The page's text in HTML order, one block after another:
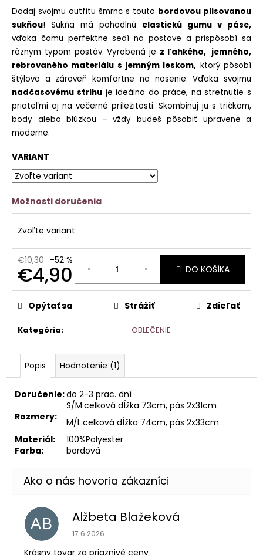
5
hviezdičiek.
Dodaj svojmu outfitu šmrnc s touto bordovou plisovanou
sukňou! Sukňa má pohodlnú elastickú gumu v páse,
vďaka čomu perfektne sedí na postave a prispôsobí sa
rôznym typom postáv. Vyrobená je z ľahkého, jemného,
rebrovaného materiálu s jemným leskom, ktorý pôsobí
štýlovo a zároveň komfortne na nosenie. Vďaka svojmu
nadčasovému strihuje ideálna do práce, na stretnutie s
priateľmi aj na večerné príležitosti. Skombinuj ju s tričkom,
body alebo blúzkou – vždy budeš pôsobiť upravene a
moderne.
VARIANT
Možnosti doručenia
Zvoľte variant
€10,30 –52 %
€4,90
Jednotková
cena:
DO KOŠÍKA
Kategória: OBLEČENIE
Opýtať sa Strážiť Zdieľať
Popis Hodnotenie (1)
Doručenie:do 2-3 prac. dní
Rozmery:
S/M:celková dĺžka 73cm, pás 2x31cm
M/L:celková dĺžka 74cm, pás 2x33cm
Materiál:
100%Polyester
Farba:
bordová
AB Alžbeta Blažeková
Hodnotenie obchodu je 5 z 5 hviezdičiek.
17.6.2026
Krásny tovar za priaznivé ceny
a
m
e
SILÓNOVÉ
PANČUCHY
LEINA
€9,90